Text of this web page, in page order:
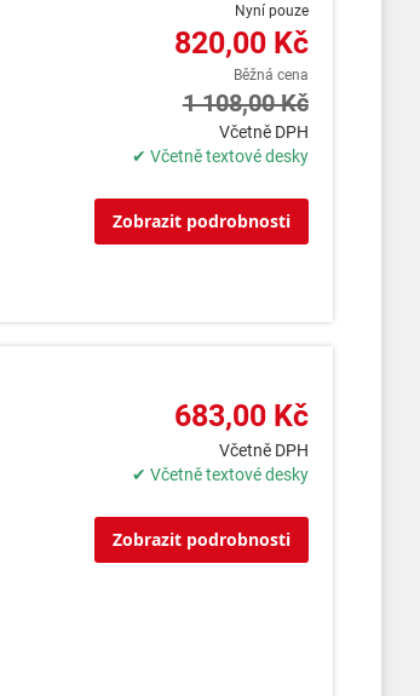
Nyní pouze
820,00 Kč
Běžná cena
1 108,00 Kč
Včetně DPH
✔ Včetně textové desky
Zobrazit podrobnosti
683,00 Kč
Včetně DPH
✔ Včetně textové desky
Zobrazit podrobnosti